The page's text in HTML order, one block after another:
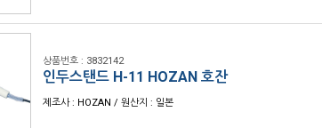
상품번호 : 3832142
인두스탠드 H-11 HOZAN 호잔
제조사 : HOZAN / 원산지 : 일본